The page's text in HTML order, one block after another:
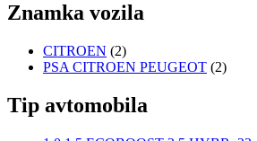
Znamka vozila
CITROEN (2)
PSA CITROEN PEUGEOT (2)
Tip avtomobila